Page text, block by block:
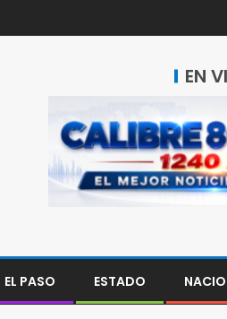
EN
EL PASO ESTADO